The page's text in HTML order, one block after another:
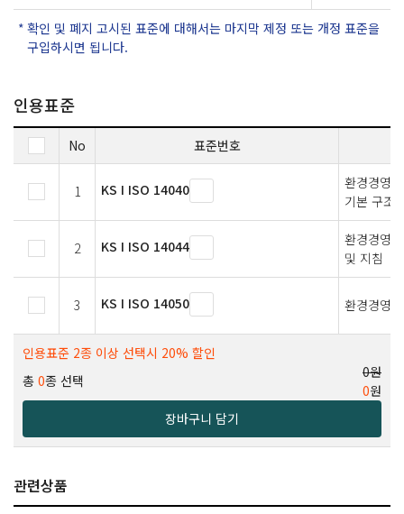
확인 및 폐지 고시된 표준에 대해서는 마지막 제정 또는 개정 표준을
구입하시면 됩니다.
인용표준
No 표준번호
1 KS I ISO 14040
환경경영
기본 구조
2 KS I ISO 14044
환경경영
및 지침
3 KS I ISO 14050 환경경영
인용표준 2종 이상 선택시 20% 할인
총 0종 선택
0원
0원
장바구니 담기
관련상품